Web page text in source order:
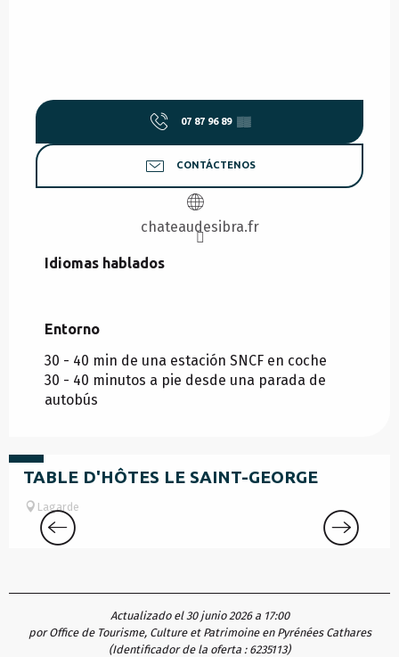
07 87 96 89 ▒▒
CONTÁCTENOS
chateaudesibra.fr
Idiomas hablados
Idiomas hablados
Entorno
Entorno
30 - 40 min de una estación SNCF en coche
30 - 40 minutos a pie desde una parada de
autobús
TABLE D'HÔTES LE SAINT-GEORGE
Lagarde
Actualizado el 30 junio 2026 a 17:00
por Office de Tourisme, Culture et Patrimoine en Pyrénées Cathares
(Identificador de la oferta : 6235113)